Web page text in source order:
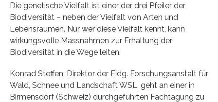
Die genetische Vielfalt ist einer der drei Pfeiler der
Biodiversität – neben der Vielfalt von Arten und
Lebensräumen. Nur wer diese Vielfalt kennt, kann
wirkungsvolle Massnahmen zur Erhaltung der
Biodiversität in die Wege leiten.
Konrad Steffen, Direktor der Eidg. Forschungsanstalt für
Wald, Schnee und Landschaft WSL, geht an einer in
Birmensdorf (Schweiz) durchgeführten Fachtagung zu